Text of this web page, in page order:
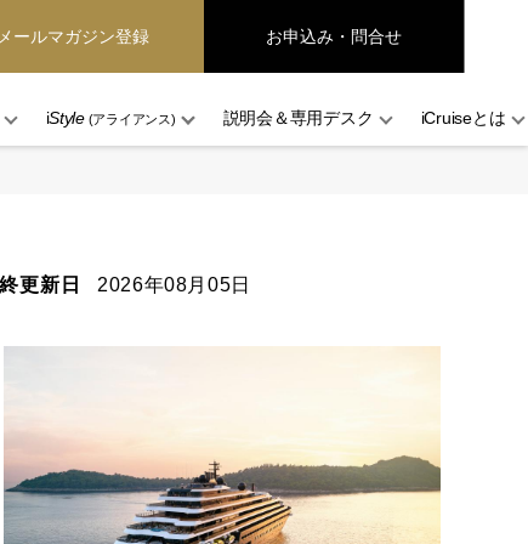
メールマガジン登録 お申込み・問合せ
iStyle(アライアンス) 説明会＆専用デスク iCruiseとは
更新日 2026年08月05日